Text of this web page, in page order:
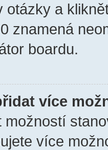
otázky a
znamená
boardu.
více
možností
více